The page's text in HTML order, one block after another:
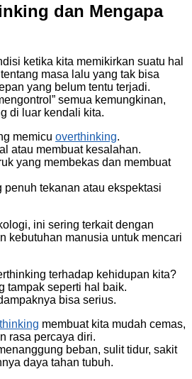
dan Mengapa
ketika kita memikirkan suatu hal
masa lalu yang tak bisa
yang belum tentu terjadi.
semua kemungkinan,
di luar kendali kita.
memicu overthinking.
atau membuat kesalahan.
yang membekas dan membuat
penuh tekanan atau ekspektasi
ini sering terkait dengan
kebutuhan manusia untuk mencari
terhadap kehidupan kita?
tampak seperti hal baik.
bisa serius.
membuat kita mudah cemas,
rasa percaya diri.
beban, sulit tidur, sakit
daya tahan tubuh.